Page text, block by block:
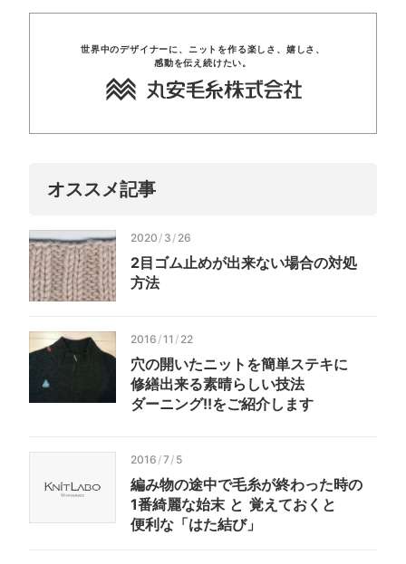
世界中のデザイナーに、 ニットを作る楽しさ、 嬉しさ、
感動を伝え 続けたい。
オススメ記事
2020 / 3 / 26
2目ゴム止めが出来ない場合の対処
方法
2016 /11 / 22
穴の開いたニットを簡単ステキに
修繕出来る素晴らしい技法
ダーニング!!をご紹介します
2016 /7/ 5
編み物の途中で毛糸が終わった時の
1番綺麗な始末 と 覚えておくと
便利な「はた結び」